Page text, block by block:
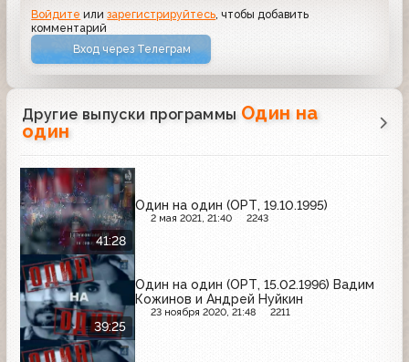
Войдите илизарегистрируйтесь , чтобы добавить
комментарий
Вход через Телеграм
Другие выпуски программы Один на
один
41:28
Один на один (ОРТ, 19.10.1995)
2 мая 2021, 21:40 2243
39:25
Один на один (ОРТ, 15.02.1996) Вадим
Кожинов и Андрей Нуйкин
23 ноября 2020, 21:48 2211